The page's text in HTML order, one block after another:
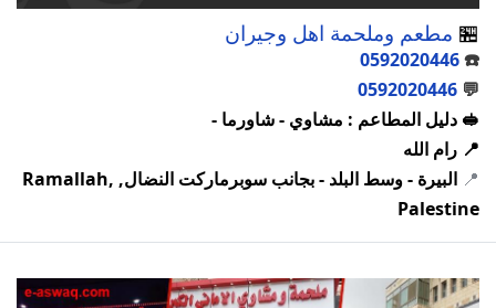
🏪 مطعم وملحمة اهل وجيران
☎️
0592020446
💬
0592020446
🥪 دليل المطاعم : مشاوي - شاورما -
📍 رام الله
📍
البيرة - وسط البلد - بجانب سوبرماركت النضال, Ramallah,
Palestine